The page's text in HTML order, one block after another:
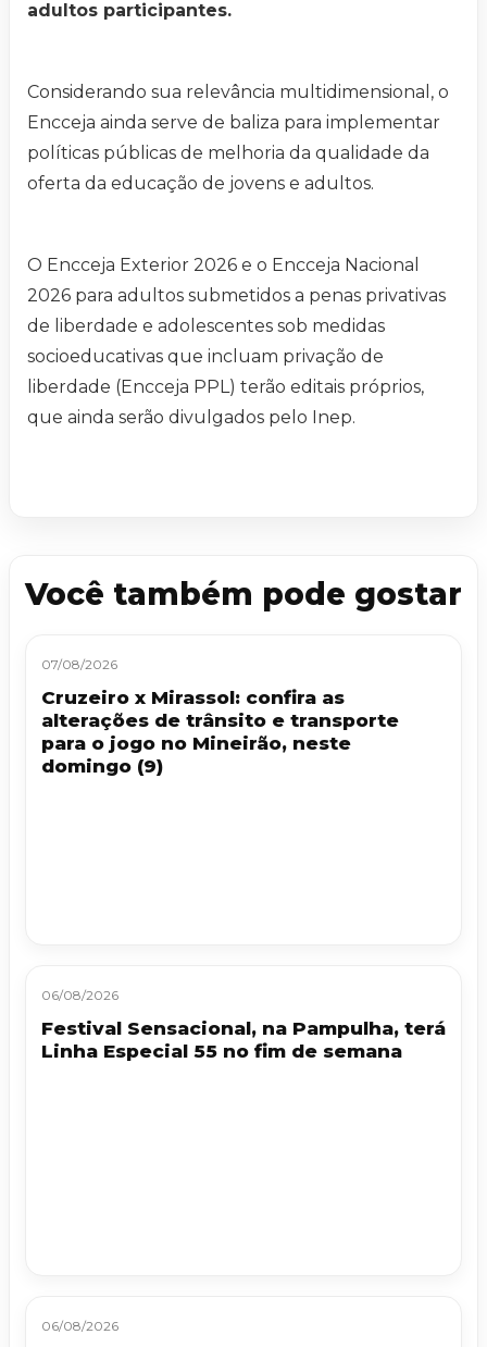
adultos participantes.
Considerando sua relevância multidimensional, o
Encceja ainda serve de baliza para implementar
políticas públicas de melhoria da qualidade da
oferta da educação de jovens e adultos.
O Encceja Exterior 2026 e o Encceja Nacional
2026 para adultos submetidos a penas privativas
de liberdade e adolescentes sob medidas
socioeducativas que incluam privação de
liberdade (Encceja PPL) terão editais próprios,
que ainda serão divulgados pelo Inep.
Você também pode gostar
07/08/2026
Cruzeiro x Mirassol: confira as
alterações de trânsito e transporte
para o jogo no Mineirão, neste
domingo (9)
06/08/2026
Festival Sensacional, na Pampulha, terá
Linha Especial 55 no fim de semana
06/08/2026